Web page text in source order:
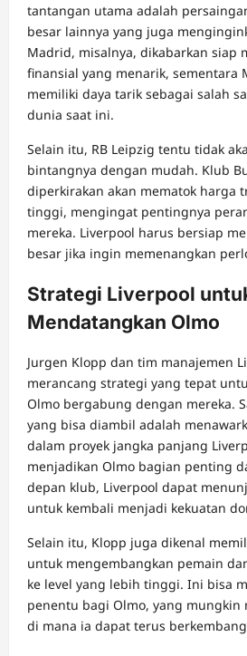
tantangan utama adalah
besar lainnya yang juga
Madrid, misalnya, dikabarkan siap
finansial yang menarik, sementara
memiliki daya tarik sebagai salah
dunia saat ini.
Selain itu, RB Leipzig tentu tidak
bintangnya dengan mudah. Klub
diperkirakan akan mematok harga
tinggi, mengingat pentingnya
mereka. Liverpool harus bersiap
besar jika ingin memenangkan
Strategi Liverpool
Mendatangkan Olmo
Jurgen Klopp dan tim manajemen
merancang strategi yang tepat
Olmo bergabung dengan mereka.
yang bisa diambil adalah
dalam proyek jangka panjang
menjadikan Olmo bagian penting
depan klub, Liverpool dapat
untuk kembali menjadi kekuatan
Selain itu, Klopp juga dikenal
untuk mengembangkan pemain
ke level yang lebih tinggi. Ini bisa
penentu bagi Olmo, yang mungkin
di mana ia dapat terus